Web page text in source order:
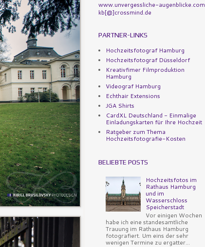
www.unvergessliche-augenblicke.com
kb[@]crossmind.de
PARTNER-LINKS
Hochzeitsfotograf Hamburg
Hochzeitsfotograf Düsseldorf
Kreativfimer Filmproduktion
Hamburg
Videograf Hamburg
Echthair Extensions
JGA Shirts
CardXL Deutschland - Einmalige
Einladungskarten für Ihre Hochzeit
Ratgeber zum Thema
Hochzeitsfotografie-Kosten
BELIEBTE POSTS
Hochzeitsfotos im
Rathaus Hamburg
und im
Wasserschloss
Speicherstadt
Vor einigen Wochen
habe ich eine standesamtliche
Trauung im Rathaus Hamburg
fotografiert. Um eins der sehr
wenigen Termine zu ergatter...